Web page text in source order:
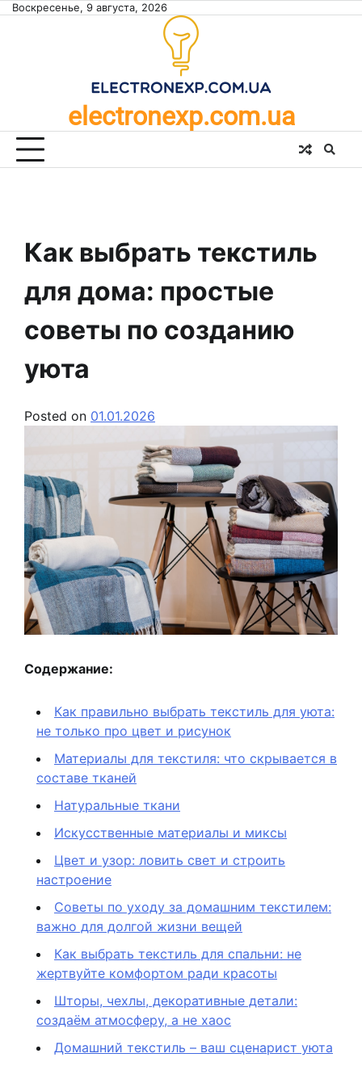
SkipВоскресенье, 9 августа, 2026
electronexp.com.ua
Как выбрать текстиль
для дома: простые
советы по созданию
уюта
Posted on 01.01.2026
Содержание:
Как правильно выбрать текстиль для уюта:
не только про цвет и рисунок
Материалы для текстиля: что скрывается в
составе тканей
Натуральные ткани
Искусственные материалы и миксы
Цвет и узор: ловить свет и строить
настроение
Советы по уходу за домашним текстилем:
важно для долгой жизни вещей
Как выбрать текстиль для спальни: не
жертвуйте комфортом ради красоты
Шторы, чехлы, декоративные детали:
создаём атмосферу, а не хаос
Домашний текстиль – ваш сценарист уюта